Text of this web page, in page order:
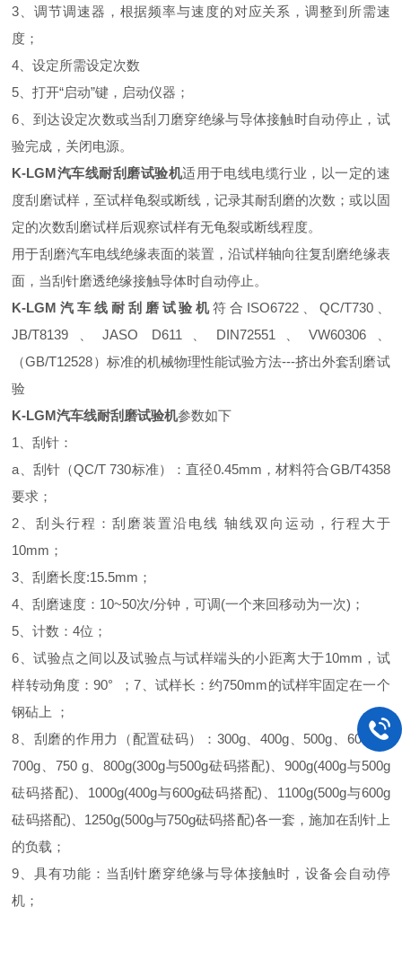
3、调节调速器，根据频率与速度的对应关系，调整到所需速
度；
4、设定所需设定次数
5、打开“启动”键，启动仪器；
6、到达设定次数或当刮刀磨穿绝缘与导体接触时自动停止，试
验完成，关闭电源。
K-LGM汽车线耐刮磨试验机适用于电线电缆行业，以一定的速
度刮磨试样，至试样龟裂或断线，记录其耐刮磨的次数；或以固
定的次数刮磨试样后观察试样有无龟裂或断线程度。
用于刮磨汽车电线绝缘表面的装置，沿试样轴向往复刮磨绝缘表
面，当刮针磨透绝缘接触导体时自动停止。
K-LGM汽车线耐刮磨试验机符合ISO6722、QC/T730、
JB/T8139、JASO D611、DIN72551、VW60306、
（GB/T12528）标准的机械物理性能试验方法---挤出外套刮磨试
验
K-LGM汽车线耐刮磨试验机参数如下
1、刮针：
a、刮针（QC/T 730标准）：直径0.45mm，材料符合GB/T4358
要求；
2、刮头行程：刮磨装置沿电线 轴线双向运动，行程大于
10mm；
3、刮磨长度:15.5mm；
4、刮磨速度：10~50次/分钟，可调(一个来回移动为一次)；
5、计数：4位；
6、试验点之间以及试验点与试样端头的小距离大于10mm，试
样转动角度：90° ；7、试样长：约750mm的试样牢固定在一个
钢砧上 ；
8、刮磨的作用力（配置砝码）：300g、400g、500g、600g、
700g、750 g、800g(300g与500g砝码搭配)、900g(400g与500g
砝码搭配)、1000g(400g与600g砝码搭配)、1100g(500g与600g
砝码搭配)、1250g(500g与750g砝码搭配)各一套，施加在刮针上
的负载；
9、具有功能：当刮针磨穿绝缘与导体接触时，设备会自动停
机；